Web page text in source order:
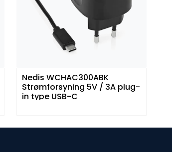
Nedis WCHAC300ABK
Strømforsyning 5V / 3A plug-
in type USB-C